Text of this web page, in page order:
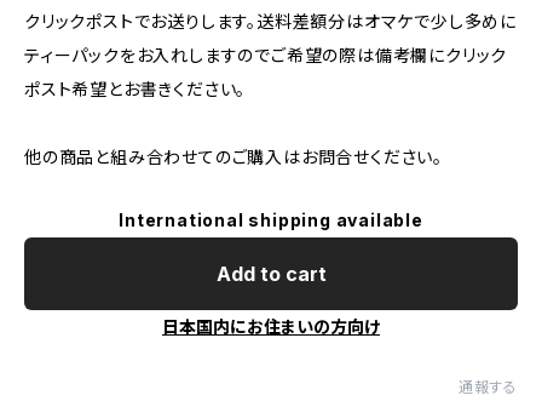
クリックポストでお送りします。送料差額分はオマケで少し多めに
ティーパックをお入れしますのでご希望の際は備考欄にクリック
ポスト希望とお書きください。
他の商品と組み合わせてのご購入はお問合せください。
International shipping available
Add to cart
日本国内にお住まいの方向け
通報する